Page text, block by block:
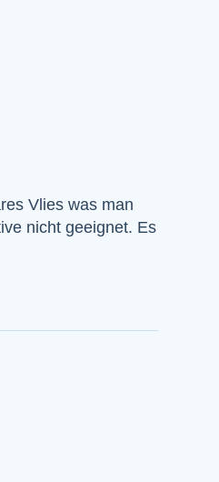
Vlies was man
nicht geeignet. Es